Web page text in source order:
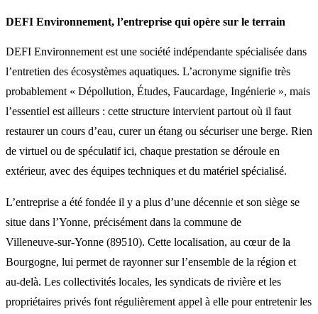
DEFI Environnement, l’entreprise qui opère sur le terrain
DEFI Environnement est une société indépendante spécialisée dans
l’entretien des écosystèmes aquatiques. L’acronyme signifie très
probablement « Dépollution, Études, Faucardage, Ingénierie », mais
l’essentiel est ailleurs : cette structure intervient partout où il faut
restaurer un cours d’eau, curer un étang ou sécuriser une berge. Rien
de virtuel ou de spéculatif ici, chaque prestation se déroule en
extérieur, avec des équipes techniques et du matériel spécialisé.
L’entreprise a été fondée il y a plus d’une décennie et son siège se
situe dans l’Yonne, précisément dans la commune de
Villeneuve‑sur‑Yonne (89510). Cette localisation, au cœur de la
Bourgogne, lui permet de rayonner sur l’ensemble de la région et
au‑delà. Les collectivités locales, les syndicats de rivière et les
propriétaires privés font régulièrement appel à elle pour entretenir les